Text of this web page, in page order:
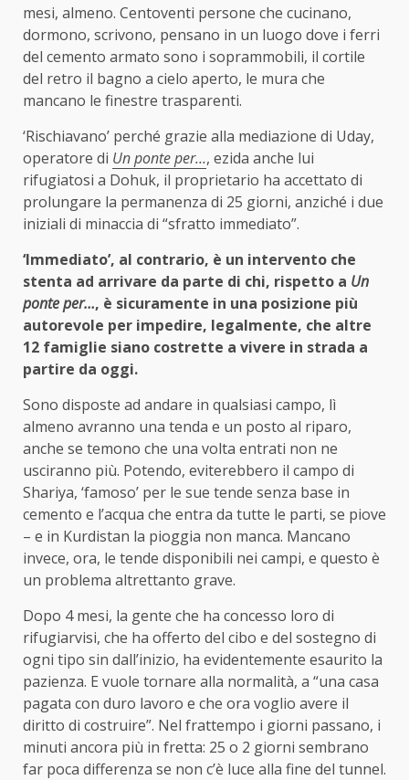
mesi, almeno. Centoventi persone che cucinano,
dormono, scrivono, pensano in un luogo dove i ferri
del cemento armato sono i soprammobili, il cortile
del retro il bagno a cielo aperto, le mura che
mancano le finestre trasparenti.
‘Rischiavano’ perché grazie alla mediazione di Uday,
operatore di Un ponte per…, ezida anche lui
rifugiatosi a Dohuk, il proprietario ha accettato di
prolungare la permanenza di 25 giorni, anziché i due
iniziali di minaccia di “sfratto immediato”.
‘Immediato’, al contrario, è un intervento che
stenta ad arrivare da parte di chi, rispetto a Un
ponte per…, è sicuramente in una posizione più
autorevole per impedire, legalmente, che altre
12 famiglie siano costrette a vivere in strada a
partire da oggi.
Sono disposte ad andare in qualsiasi campo, lì
almeno avranno una tenda e un posto al riparo,
anche se temono che una volta entrati non ne
usciranno più. Potendo, eviterebbero il campo di
Shariya, ‘famoso’ per le sue tende senza base in
cemento e l’acqua che entra da tutte le parti, se piove
– e in Kurdistan la pioggia non manca. Mancano
invece, ora, le tende disponibili nei campi, e questo è
un problema altrettanto grave.
Dopo 4 mesi, la gente che ha concesso loro di
rifugiarvisi, che ha offerto del cibo e del sostegno di
ogni tipo sin dall’inizio, ha evidentemente esaurito la
pazienza. E vuole tornare alla normalità, a “una casa
pagata con duro lavoro e che ora voglio avere il
diritto di costruire”. Nel frattempo i giorni passano, i
minuti ancora più in fretta: 25 o 2 giorni sembrano
far poca differenza se non c’è luce alla fine del tunnel.